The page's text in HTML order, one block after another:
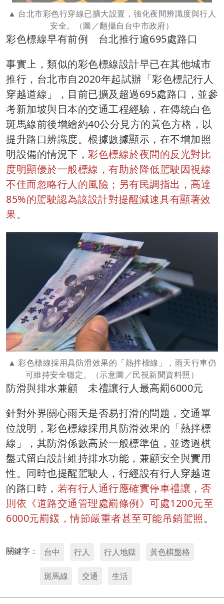
台北市彩色行穿線已擴大設置，強化夜間辨識度與行人
安全。（圖／翻攝自台中市政府）
彩色標線早有前例 台北推行逾695處路口
事實上，類似的彩色標線設計早已在其他城市
推行，台北市自2020年起試辦「彩色標記行人
穿越道線」，目前已擴及超過695處路口，並參
考新加坡與日本的交通工程經驗，在傳統白色
斑馬線前後增繪約40公分見方的黃色方格，以
提升路口辨識度。根據數據顯示，在不增加照
明設備的情況下， 彩色標線於夜間的反光對比
度明顯優於一般標線，有助於降低駕駛因視線
不佳而忽略行人的風險；另有民調指出，高達
85%的駕駛認為該設計對提醒減速具有顯著效
果。
彩色標線採用具防滑效果的「熱拌標線」，雨天行車仍
可維持安全穩定。（示意圖／民視新聞資料照）
防滑與排水兼顧 未禮讓行人最高罰6000元
針對外界關心雨天是否易打滑的問題，交通單
位說明，彩色標線採用具防滑效果的「熱拌標
線」，其防滑係數高於一般標準值，並透過棋
盤式留白設計維持排水功能，兼顧安全與實用
性。同時也提醒駕駛人，行經設有行人穿越道
的路口時， 若有行人通行應確實停車禮讓，否
則依《道路交通管理處罰條例》可處1200元至
6000元罰鍰，情節嚴重者甚至可能吊銷駕照。
關鍵字： 台中 行人 行人地獄 黃色棋盤格
斑馬線 交通 生活